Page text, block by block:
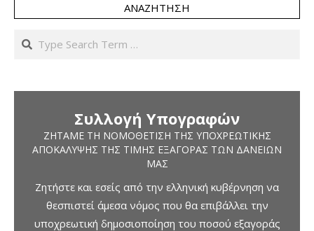
ΑΝΑΖΉΤΗΣΗ
Search
Συλλογή Υπογραφών
ΖΗΤΆΜΕ ΤΗ ΝΟΜΟΘΈΤΙΣΗ ΤΗΣ ΥΠΟΧΡΕΩΤΙΚΉΣ
ΑΠΟΚΆΛΥΨΗΣ ΤΗΣ ΤΙΜΉΣ ΕΞΑΓΟΡΆΣ ΤΩΝ ΔΑΝΕΊΩΝ
ΜΑΣ
Ζητήστε και εσείς από την ελληνική κυβέρνηση να
θεσπιστεί άμεσα νόμος που θα επιβάλλει την
υποχρεωτική δημοσιοποίηση του ποσού εξαγοράς